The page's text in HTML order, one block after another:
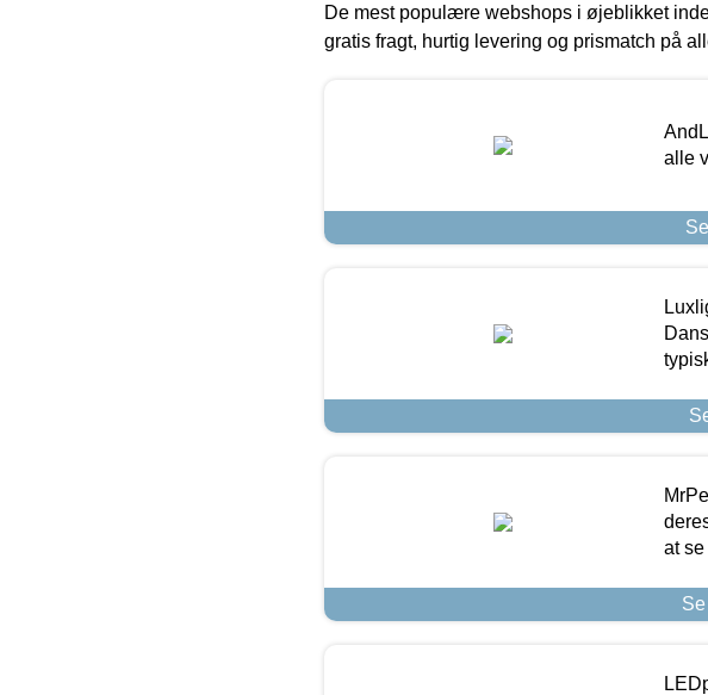
De mest populære webshops i øjeblikket
gratis fragt, hurtig levering og prismatch på
alle
at